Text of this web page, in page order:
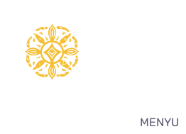
yaliyomo
MENYU